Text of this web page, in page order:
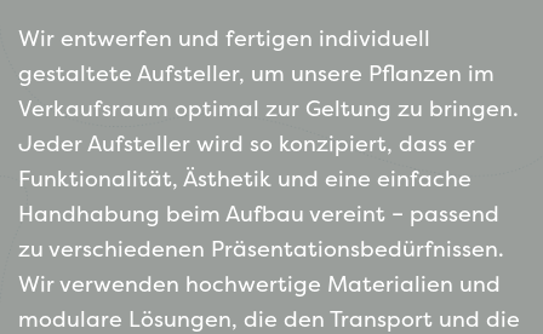
Wir entwerfen und fertigen individuell
gestaltete Aufsteller, um unsere Pflanzen im
Verkaufsraum optimal zur Geltung zu bringen.
Jeder Aufsteller wird so konzipiert, dass er
Funktionalität, Ästhetik und eine einfache
Handhabung beim Aufbau vereint – passend
zu verschiedenen Präsentationsbedürfnissen.
Wir verwenden hochwertige Materialien und
modulare Lösungen, die den Transport und die